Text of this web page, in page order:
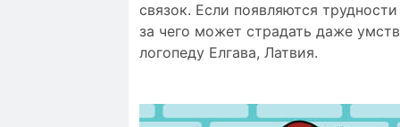
связок. Если появляются
за чего может страдать даже
логопеду Елгава, Латвия.